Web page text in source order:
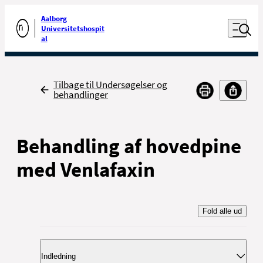
Gå til forsiden
Aalborg
Universitetshospit
al
Åben
Udfør søgning
Tilbage
Tilbage til Undersøgelser og
behandlinger
Behandling af hovedpine
med Venlafaxin
Fold alle ud
Indledning